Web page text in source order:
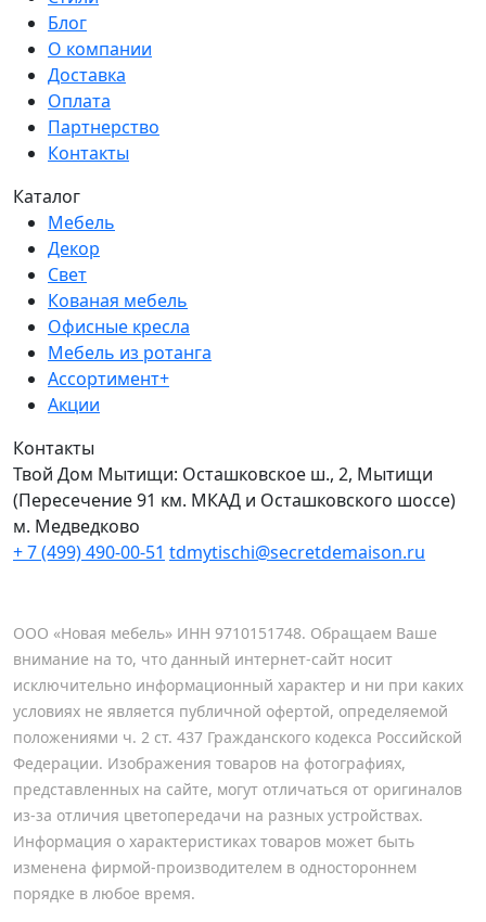
Блог
О компании
Доставка
Оплата
Партнерство
Контакты
Каталог
Мебель
Декор
Свет
Кованая мебель
Офисные кресла
Мебель из ротанга
Ассортимент+
Акции
Контакты
Твой Дом Мытищи: Осташковское ш., 2, Мытищи
(Пересечение 91 км. МКАД и Осташковского шоссе)
м. Медведково
+ 7 (499) 490-00-51 tdmytischi@secretdemaison.ru
ООО «Новая мебель» ИНН 9710151748. Обращаем Ваше
внимание на то, что данный интернет-сайт носит
исключительно информационный характер и ни при каких
условиях не является публичной офертой, определяемой
положениями ч. 2 ст. 437 Гражданского кодекса Российской
Федерации. Изображения товаров на фотографиях,
представленных на сайте, могут отличаться от оригиналов
из-за отличия цветопередачи на разных устройствах.
Информация о характеристиках товаров может быть
изменена фирмой-производителем в одностороннем
порядке в любое время.